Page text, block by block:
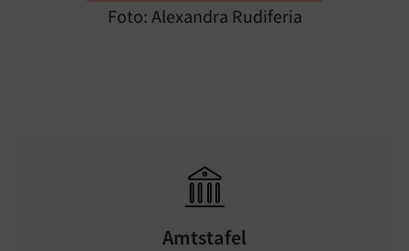
Foto: Alexandra Rudiferia
Amtstafel